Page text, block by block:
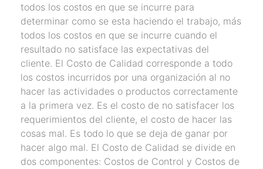
todos los costos en que se incurre para
determinar como se esta haciendo el trabajo, más
todos los costos en que se incurre cuando el
resultado no satisface las expectativas del
cliente. El Costo de Calidad corresponde a todo
los costos incurridos por una organización al no
hacer las actividades o productos correctamente
a la primera vez. Es el costo de no satisfacer los
requerimientos del cliente, el costo de hacer las
cosas mal. Es todo lo que se deja de ganar por
hacer algo mal. El Costo de Calidad se divide en
dos componentes: Costos de Control y Costos de